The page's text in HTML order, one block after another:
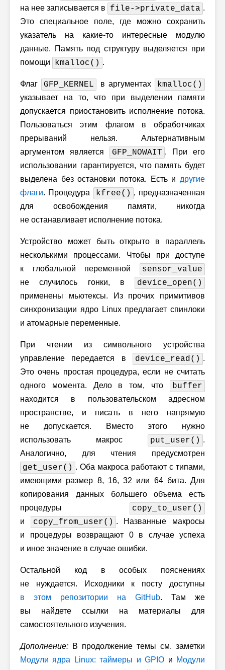
на нее записывается в
file->private_data .
Это специальное поле, где можно сохранить
указатель на какие-то интересные модулю
данные. Память под структуру выделяется при
помощи
kmalloc() .
Флаг GFP_KERNEL в аргументах kmalloc()
указывает на то, что при выделении памяти
допускается приостановить исполнение потока.
Пользоваться этим флагом в обработчиках
прерываний нельзя. Альтернативным
аргументом является
GFP_NOWAIT . При его
использовании гарантируется, что память будет
выделена без остановки потока. Есть и другие
флаги. Процедура kfree() , предназначенная
для освобождения памяти, никогда
не останавливает исполнение потока.
Устройство может быть открыто в параллель
несколькими процессами. Чтобы при доступе
к глобальной переменной
sensor_value
не случилось гонки, в device_open()
применены мьютексы. Из прочих примитивов
синхронизации ядро Linux предлагает спинлоки
и атомарные переменные.
При чтении из символьного устройства
управление передается в
device_read() .
Это очень простая процедура, если не считать
одного момента. Дело в том, что
buffer
находится в пользовательском адресном
пространстве, и писать в него напрямую
не допускается. Вместо этого нужно
использовать макрос
put_user() .
Аналогично, для чтения предусмотрен
get_user() . Оба макроса работают с типами,
имеющими размер 8, 16, 32 или 64 бита. Для
копирования данных большего объема есть
процедуры
copy_to_user()
и copy_from_user() . Названные макросы
и процедуры возвращают 0 в случае успеха
и иное значение в случае ошибки.
Остальной код в особых пояснениях
не нуждается. Исходники к посту доступны
в этом репозитории на GitHub. Там же
вы найдете ссылки на материалы для
самостоятельного изучения.
Дополнение: В продолжение темы см. заметки
Модули ядра Linux: таймеры и GPIO и Модули